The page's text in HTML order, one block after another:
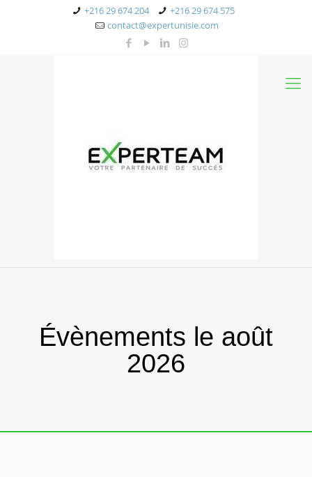
+216 29 674 204
+216 29 674 575
contact@expertunisie.com
Évènements le août
2026